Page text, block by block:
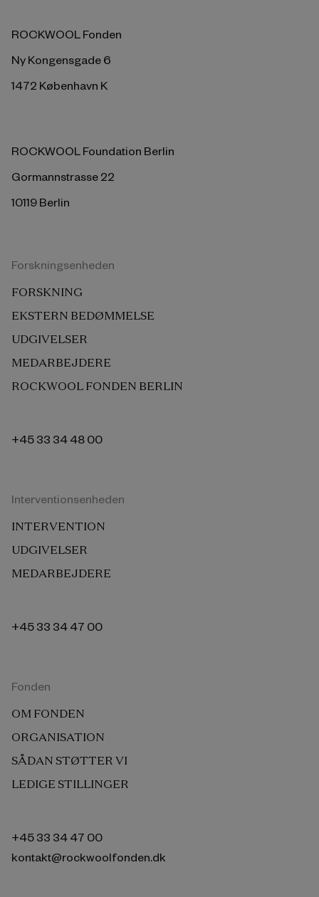
ROCKWOOL Fonden
Ny Kongensgade 6
1472 København K
ROCKWOOL Foundation Berlin
Gormannstrasse 22
10119 Berlin
Forskningsenheden
FORSKNING
EKSTERN BEDØMMELSE
UDGIVELSER
MEDARBEJDERE
ROCKWOOL FONDEN BERLIN
+45 33 34 48 00
Interventionsenheden
INTERVENTION
UDGIVELSER
MEDARBEJDERE
+45 33 34 47 00
Fonden
OM FONDEN
ORGANISATION
SÅDAN STØTTER VI
LEDIGE STILLINGER
+45 33 34 47 00
kontakt@rockwoolfonden.dk